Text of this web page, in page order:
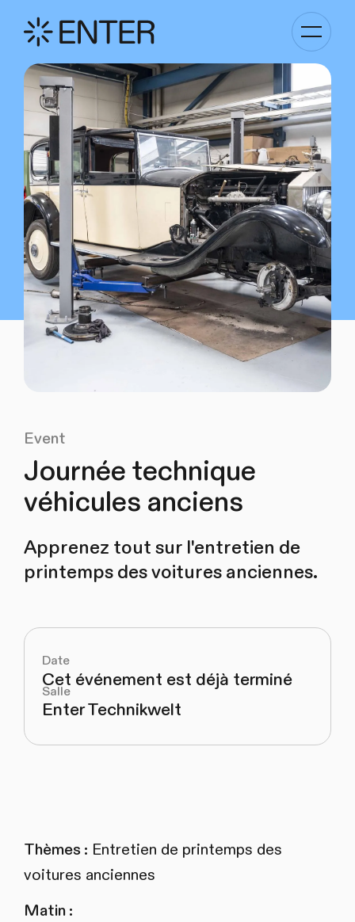
Basculer
la
Event
Journée technique
véhicules anciens
Apprenez tout sur l'entretien de
printemps des voitures anciennes.
Date
Cet événement est déjà terminé
Salle
Enter Technikwelt
Thèmes : Entretien de printemps des
voitures anciennes
Matin :